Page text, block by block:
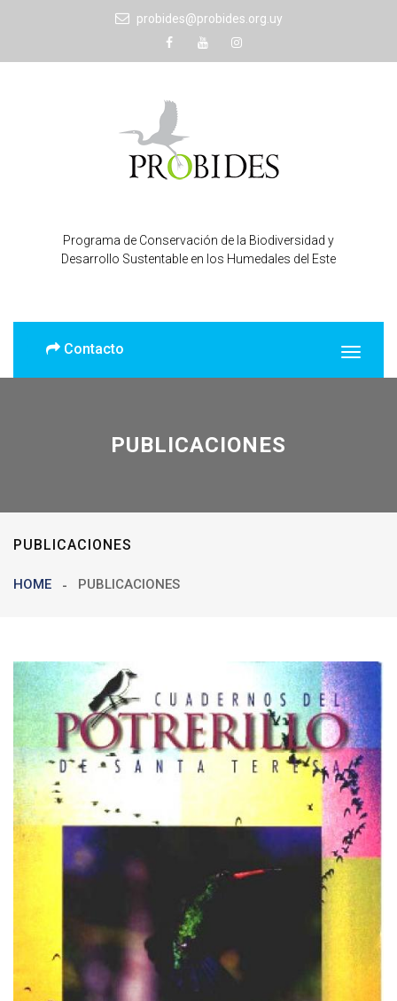
probides@probides.org.uy
Programa de Conservación de la Biodiversidad y
Desarrollo Sustentable en los Humedales del Este
Contacto
PUBLICACIONES
PUBLICACIONES
HOME PUBLICACIONES